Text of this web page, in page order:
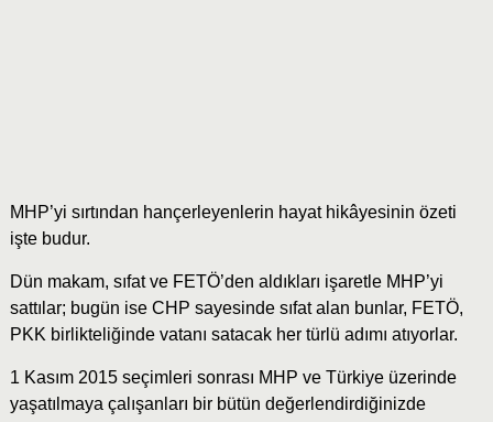
MHP’yi sırtından hançerleyenlerin hayat hikâyesinin özeti
işte budur.
Dün makam, sıfat ve FETÖ’den aldıkları işaretle MHP’yi
sattılar; bugün ise CHP sayesinde sıfat alan bunlar, FETÖ,
PKK birlikteliğinde vatanı satacak her türlü adımı atıyorlar.
1 Kasım 2015 seçimleri sonrası MHP ve Türkiye üzerinde
yaşatılmaya çalışanları bir bütün değerlendirdiğinizde